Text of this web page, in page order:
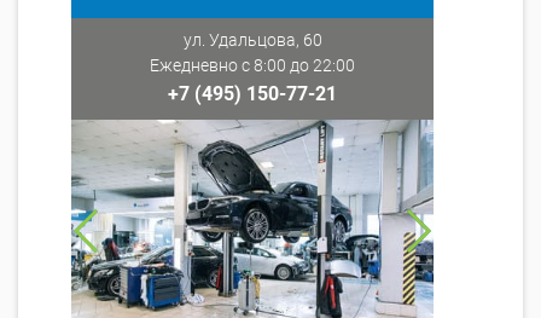
ул. Удальцова, 60
Ежедневно с 8:00 до 22:00
+7 (495) 150-77-21